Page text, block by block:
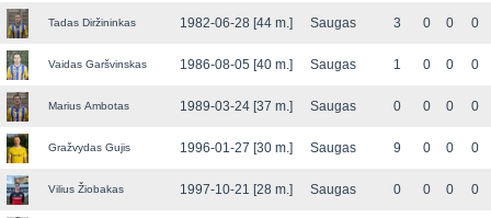
Tadas Diržininkas 1982-06-28 [44 m.] Saugas 3 0 0 0
Vaidas Garšvinskas 1986-08-05 [40 m.] Saugas 1 0 0 0
Marius Ambotas 1989-03-24 [37 m.] Saugas 0 0 0 0
Gražvydas Gujis 1996-01-27 [30 m.] Saugas 9 0 0 0
Vilius Žiobakas 1997-10-21 [28 m.] Saugas 0 0 0 0